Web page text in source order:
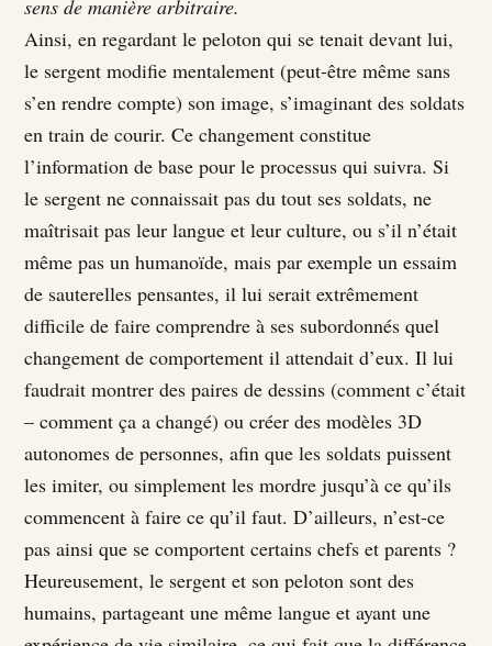
sens de manière arbitraire.
Ainsi, en regardant le peloton qui se tenait devant lui,
le sergent modifie mentalement (peut-être même sans
s’en rendre compte) son image, s’imaginant des soldats
en train de courir. Ce changement constitue
l’information de base pour le processus qui suivra. Si
le sergent ne connaissait pas du tout ses soldats, ne
maîtrisait pas leur langue et leur culture, ou s’il n’était
même pas un humanoïde, mais par exemple un essaim
de sauterelles pensantes, il lui serait extrêmement
difficile de faire comprendre à ses subordonnés quel
changement de comportement il attendait d’eux. Il lui
faudrait montrer des paires de dessins (comment c’était
– comment ça a changé) ou créer des modèles 3D
autonomes de personnes, afin que les soldats puissent
les imiter, ou simplement les mordre jusqu’à ce qu’ils
commencent à faire ce qu’il faut. D’ailleurs, n’est-ce
pas ainsi que se comportent certains chefs et parents ?
Heureusement, le sergent et son peloton sont des
humains, partageant une même langue et ayant une